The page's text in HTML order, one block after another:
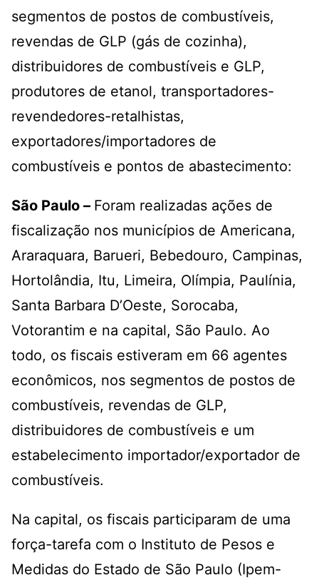
segmentos de postos de combustíveis,
revendas de GLP (gás de cozinha),
distribuidores de combustíveis e GLP,
produtores de etanol, transportadores-
revendedores-retalhistas,
exportadores/importadores de
combustíveis e pontos de abastecimento:
São Paulo – Foram realizadas ações de
fiscalização nos municípios de Americana,
Araraquara, Barueri, Bebedouro, Campinas,
Hortolândia, Itu, Limeira, Olímpia, Paulínia,
Santa Barbara D’Oeste, Sorocaba,
Votorantim e na capital, São Paulo. Ao
todo, os fiscais estiveram em 66 agentes
econômicos, nos segmentos de postos de
combustíveis, revendas de GLP,
distribuidores de combustíveis e um
estabelecimento importador/exportador de
combustíveis.
Na capital, os fiscais participaram de uma
força-tarefa com o Instituto de Pesos e
Medidas do Estado de São Paulo (Ipem-